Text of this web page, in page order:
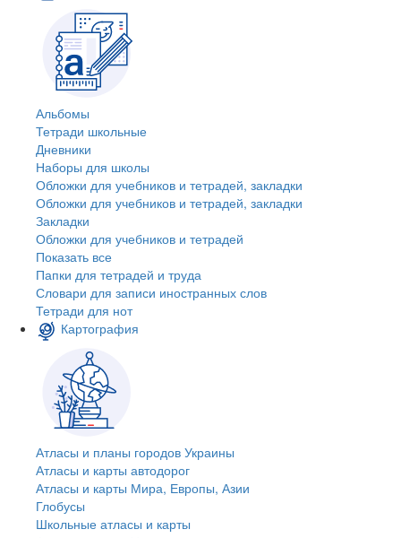
Альбомы
Тетради школьные
Дневники
Наборы для школы
Обложки для учебников и тетрадей, закладки
Обложки для учебников и тетрадей, закладки
Закладки
Обложки для учебников и тетрадей
Показать все
Папки для тетрадей и труда
Словари для записи иностранных слов
Тетради для нот
Картография
Атласы и планы городов Украины
Атласы и карты автодорог
Атласы и карты Мира, Европы, Азии
Глобусы
Школьные атласы и карты